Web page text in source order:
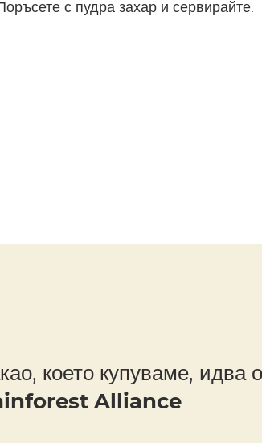
с пудра захар и сервирайте.
което купуваме, идва
Alliance